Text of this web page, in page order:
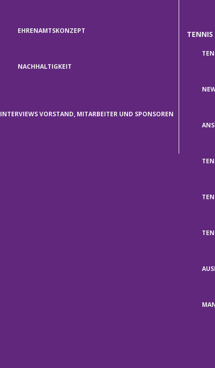
EHRENAMTSKONZEPT
NACHHALTIGKEIT
INTERVIEWS VORSTAND, MITARBEITER UND SPONSOREN
TENNIS